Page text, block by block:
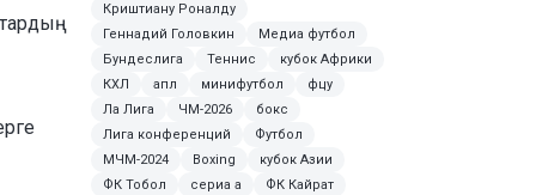
Криштиану Роналду
Геннадий Головкин
Медиа футбол
Бундеслига
Теннис
кубок Африки
КХЛ
апл минифутбол
фцу
Ла Лига
ЧМ-2026
бокс
Лига конференций
Футбол
МЧМ-2024
Boxing
кубок Азии
ФК Тобол
сериа а
ФК Кайрат